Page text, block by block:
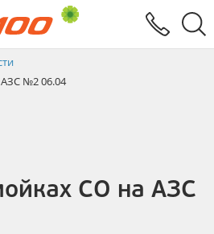
№2 06.04
СО на АЗС